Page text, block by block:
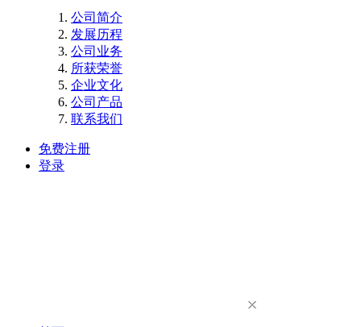
公司简介
发展历程
公司业务
所获荣誉
企业文化
公司产品
联系我们
免费注册
登录